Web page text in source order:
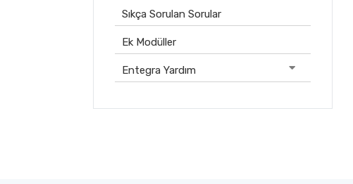
Sıkça Sorulan Sorular
Ek Modüller
Entegra Yardım